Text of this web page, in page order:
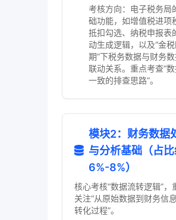
考核方向：电子税务局
础功能，如增值税进项
抵扣勾选、纳税申报表
动生成逻辑，以及“金
期”下税务数据与财务
联动关系。重点考查“
一致的排查思路”。
模块2：财务数据
与分析基础（占
6%-8%）
核心考核“数据流转逻辑”，
关注“从原始数据到财务信
转化过程”。